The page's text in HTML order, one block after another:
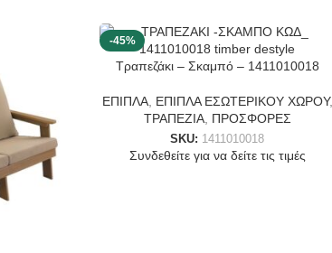
-45%
Τραπεζάκι – Σκαμπό – 1411010018
ΕΠΙΠΛΑ, ΕΠΙΠΛΑ ΕΣΩΤΕΡΙΚΟΥ ΧΩΡΟΥ,
ΤΡΑΠΕΖΙΑ, ΠΡΟΣΦΟΡΕΣ
SKU: 1411010018
Συνδεθείτε για να δείτε τις τιμές